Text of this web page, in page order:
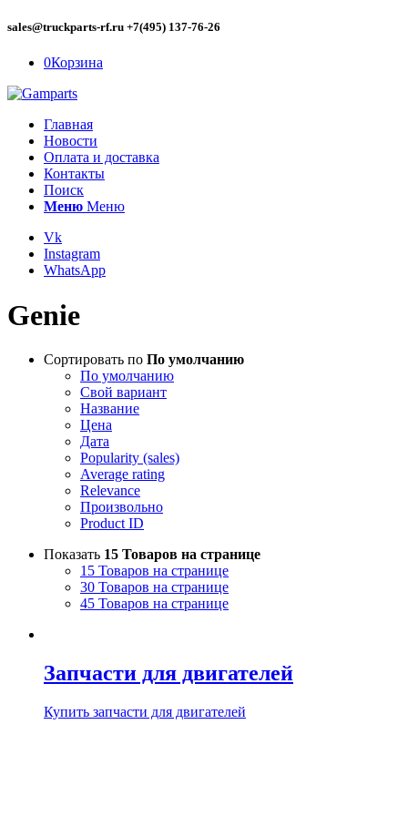
sales@truckparts-rf.ru +7(495) 137-76-26
0Корзина
Главная
Новости
Оплата и доставка
Контакты
Поиск
Меню Меню
Vk
Instagram
WhatsApp
Genie
Сортировать по По умолчанию
По умолчанию
Свой вариант
Название
Цена
Дата
Popularity (sales)
Average rating
Relevance
Произвольно
Product ID
Показать 15 Товаров на странице
15 Товаров на странице
30 Товаров на странице
45 Товаров на странице
Запчасти для двигателей
Купить запчасти для двигателей